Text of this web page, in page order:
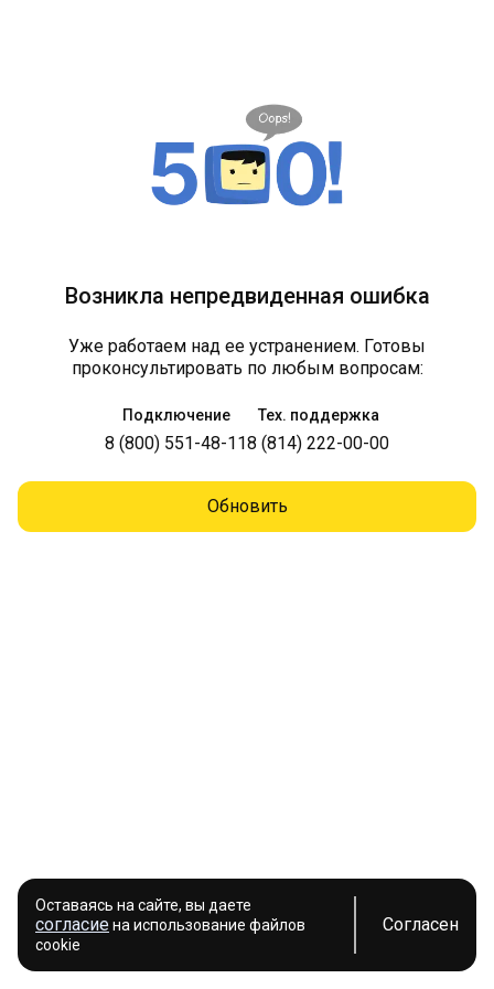
Возникла непредвиденная ошибка
Уже работаем над ее устранением. Готовы
проконсультировать по любым вопросам:
Подключение
8 (800) 551-48-11
Тех. поддержка
8 (814) 222-00-00
Обновить
Оставаясь на сайте, вы даете
согласиена использование файлов
cookie
Согласен